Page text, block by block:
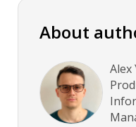
About
Alex